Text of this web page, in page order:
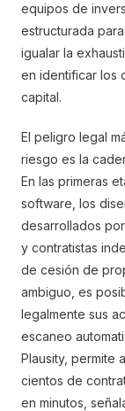
equipos de
estructurada
igualar la
en identificar los
capital.
El peligro legal
riesgo es la
En las primeras
software, los
desarrollados
y contratistas
de cesión de
ambiguo, es
legalmente sus
escaneo
Plausity, permite
cientos de
en minutos,